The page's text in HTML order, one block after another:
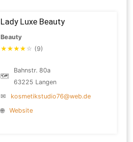
Lady Luxe Beauty
Beauty
★★★★ ☆ (9)
🗺
Bahnstr. 80a
63225 Langen
✉
kosmetikstudio76@web.de
🌐
Website